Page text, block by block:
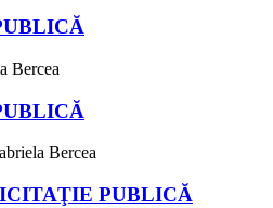
Bercea
Bercea
PUBLICĂ